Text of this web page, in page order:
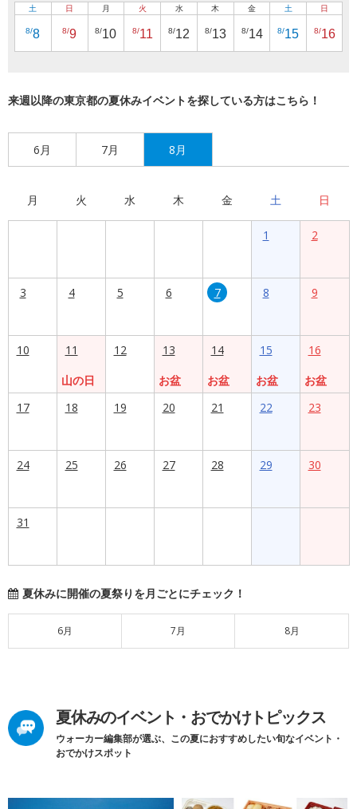
土
8/8
日
8/9
月
8/10
火
8/11
水
8/12
木
8/13
金
8/14
土
8/15
日
8/16
来週以降の東京都の夏休みイベントを探している方はこちら！
6月 7月 8月
月 火 水 木 金 土 日
1 2
3 4 5 6 7 8 9
10
11
山の日
12
13
お盆
14
お盆
15
お盆
16
お盆
17
18 19 20 21 22 23
24 25 26 27 28 29 30
31
夏休みに開催の夏祭りを月ごとにチェック！
6月 7月 8月
夏休みのイベント・おでかけトピックス
ウォーカー編集部が選ぶ、この夏におすすめしたい旬なイベント・
おでかけスポット